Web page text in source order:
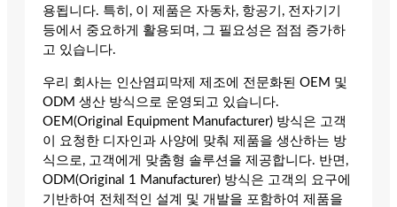
용됩니다. 특히, 이 제품은 자동차, 항공기, 전자기기
등에서 중요하게 활용되며, 그 필요성은 점점 증가하
고 있습니다.
우리 회사는 인산염피막제 제조에 전문화된 OEM 및
ODM 생산 방식으로 운영되고 있습니다.
OEM(Original Equipment Manufacturer) 방식은 고객
이 요청한 디자인과 사양에 맞춰 제품을 생산하는 방
식으로, 고객에게 맞춤형 솔루션을 제공합니다. 반면,
ODM(Original 1 Manufacturer) 방식은 고객의 요구에
기반하여 전체적인 설계 및 개발을 포함하여 제품을